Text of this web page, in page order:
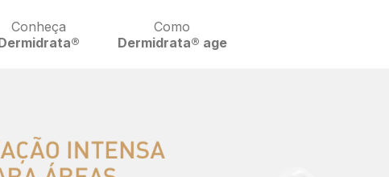
Conheça
Como
Dermidrata® age